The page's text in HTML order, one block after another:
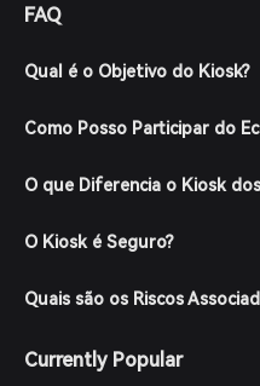
FAQ
Qual é o Objetivo do Kiosk?
Como Posso Participar do
O que Diferencia o Kiosk
O Kiosk é Seguro?
Quais são os Riscos
Currently Popular